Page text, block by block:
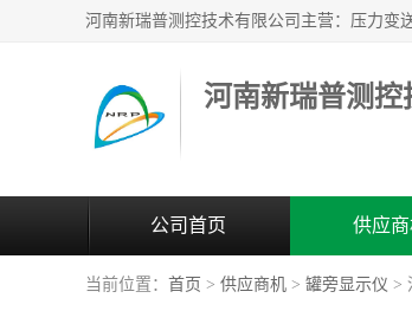
河南新瑞普测控
公司首页 供应
当前位置： 首页 > 供应商机 > 罐旁显示仪 >